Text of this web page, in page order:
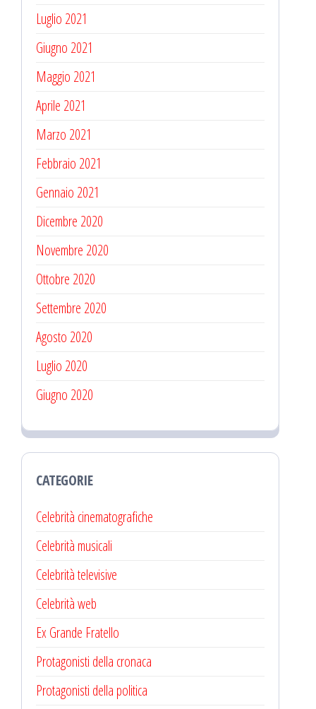
Luglio 2021
Giugno 2021
Maggio 2021
Aprile 2021
Marzo 2021
Febbraio 2021
Gennaio 2021
Dicembre 2020
Novembre 2020
Ottobre 2020
Settembre 2020
Agosto 2020
Luglio 2020
Giugno 2020
CATEGORIE
Celebrità cinematografiche
Celebrità musicali
Celebrità televisive
Celebrità web
Ex Grande Fratello
Protagonisti della cronaca
Protagonisti della politica